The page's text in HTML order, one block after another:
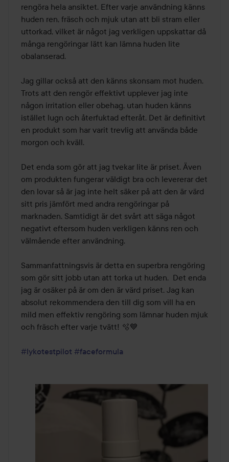
rengöra hela ansiktet. Efter varje användning känns
huden ren, fräsch och mjuk utan att bli stram eller
uttorkad, vilket är något jag verkligen uppskattar då
många rengöringar lätt kan lämna huden lite
obalanserad.
Jag gillar också att den känns skonsam mot huden.
Trots att den rengör effektivt upplever jag inte
någon irritation eller obehag, utan huden känns
istället lugn och återfuktad efteråt. Det är definitivt
en produkt som har varit trevlig att använda både
morgon och kväll.
Det enda som gör att jag tvekar lite är priset. Även
om produkten fungerar väldigt bra och levererar det
den lovar så är jag inte helt säker på att den är värd
sitt pris jämfört med andra rengöringar på
marknaden. Samtidigt är det svårt att säga något
negativt eftersom huden verkligen känns ren och
välmående efter användning.
Sammanfattningsvis är detta en superbra rengöring
som gör sitt jobb utan att torka ut huden.  Det enda
jag är osäker på är om den är värd priset. Jag kan
absolut rekommendera den till dig som vill ha en
mild men effektiv rengöring som lämnar huden mjuk
och fräsch efter varje tvätt! 🫧💙
#lykotestpilot #faceformula